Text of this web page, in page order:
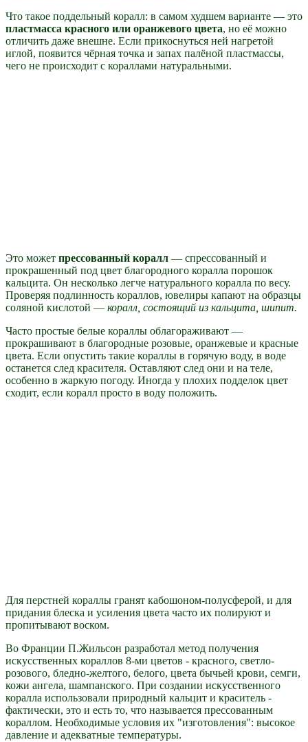
Что такое поддельный коралл: в самом худшем варианте — это
пластмасса красного или оранжевого цвета, но её можно
отличить даже внешне. Если прикоснуться ней нагретой
иглой, появится чёрная точка и запах палёной пластмассы,
чего не происходит с кораллами натуральными.
Это может прессованный коралл — спрессованный и
прокрашенный под цвет благородного коралла порошок
кальцита. Он несколько легче натурального коралла по весу.
Проверяя подлинность кораллов, ювелиры капают на образцы
соляной кислотой — коралл, состоящий из кальцита, шипит.
Часто простые белые кораллы облагораживают —
прокрашивают в благородные розовые, оранжевые и красные
цвета. Если опустить такие кораллы в горячую воду, в воде
останется след красителя. Оставляют след они и на теле,
особенно в жаркую погоду. Иногда у плохих подделок цвет
сходит, если коралл просто в воду положить.
Для перстней кораллы гранят кабошоном-полусферой, и для
придания блеска и усиления цвета часто их полируют и
пропитывают воском.
Во Франции П.Жильсон разработал метод получения
искусственных кораллов 8-ми цветов - красного, светло-
розового, бледно-желтого, белого, цвета бычьей крови, семги,
кожи ангела, шампанского. При создании искусственного
коралла использовали природный кальцит и краситель -
фактически, это и есть то, что называется прессованным
кораллом. Необходимые условия их "изготовления": высокое
давление и адекватные температуры.